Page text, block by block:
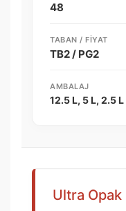
48
TABAN / FIYAT
TB2 / PG2
AMBALAJ
12.5 L, 5 L, 2.5 L
Ultra Opak